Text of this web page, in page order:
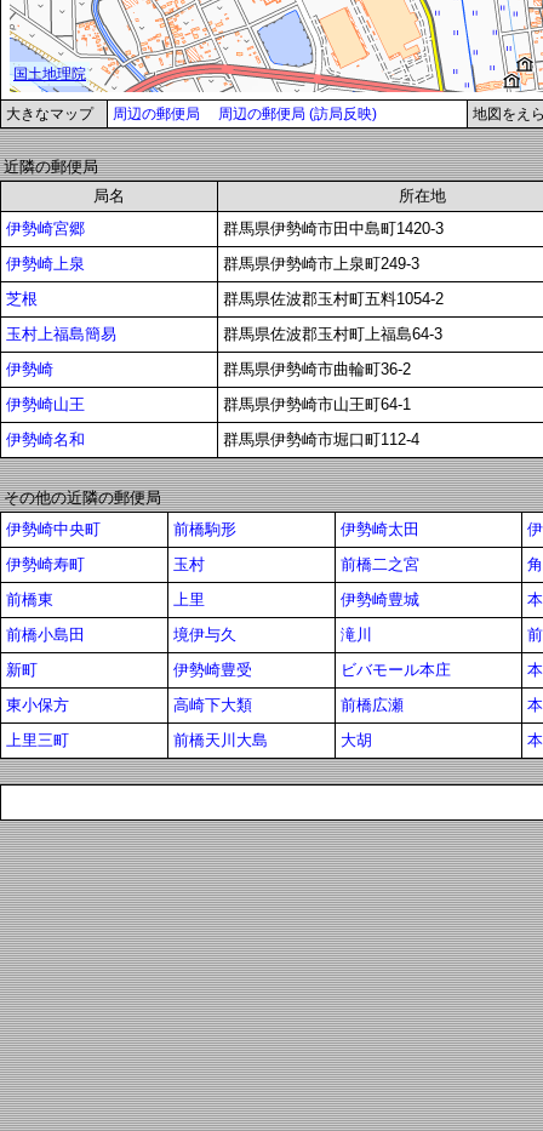
大きなマップ 周辺の郵便局 周辺の郵便局 (訪局反映) 地図をえ
近隣の郵便局
局名
所在地
伊勢崎宮郷
群馬県伊勢崎市田中島町1420-3
伊勢崎上泉
群馬県伊勢崎市上泉町249-3
芝根
群馬県佐波郡玉村町五料1054-2
玉村上福島簡易
群馬県佐波郡玉村町上福島64-3
伊勢崎
群馬県伊勢崎市曲輪町36-2
伊勢崎山王
群馬県伊勢崎市山王町64-1
伊勢崎名和
群馬県伊勢崎市堀口町112-4
その他の近隣の郵便局
伊勢崎中央町
前橋駒形 伊勢崎太田
伊勢崎寿町
玉村 前橋二之宮
前橋東
上里 伊勢崎豊城
前橋小島田
境伊与久 滝川
新町
伊勢崎豊受 ビバモール本庄
東小保方
高崎下大類 前橋広瀬
上里三町
前橋天川大島 大胡